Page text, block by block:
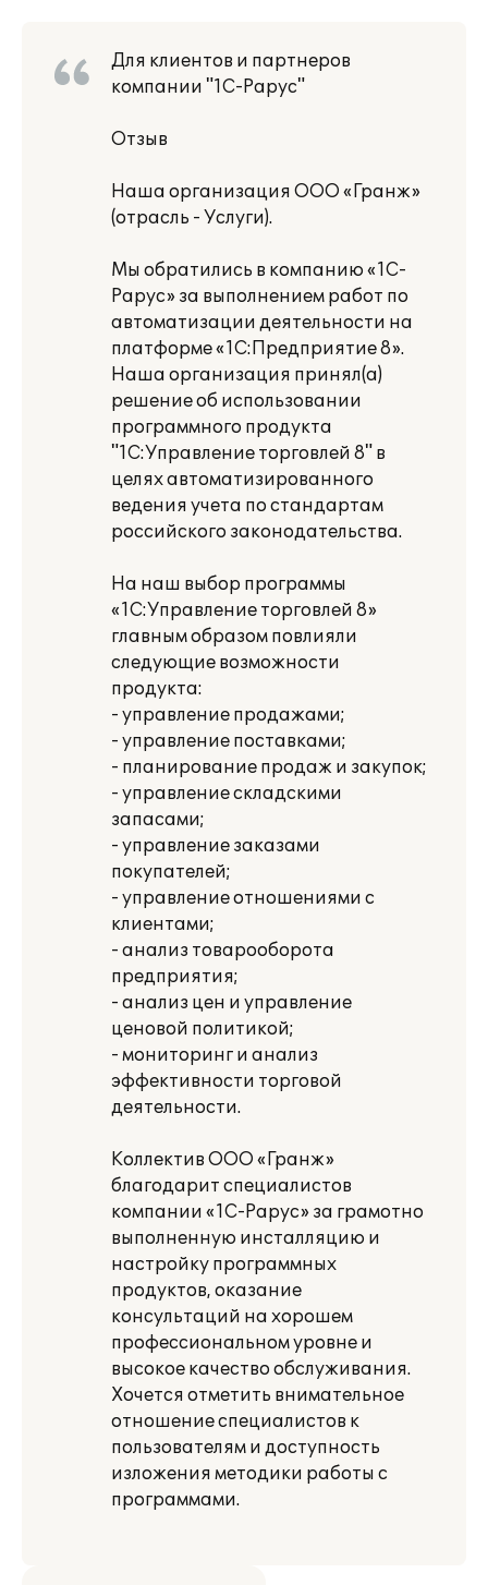
Для клиентов и партнеров
компании "1С-Рарус"
Отзыв
Наша организация ООО «Гранж»
(отрасль - Услуги).
Мы обратились в компанию «1С-
Рарус» за выполнением работ по
автоматизации деятельности на
платформе «1С:Предприятие 8».
Наша организация принял(а)
решение об использовании
программного продукта
"1С:Управление торговлей 8" в
целях автоматизированного
ведения учета по стандартам
российского законодательства.
На наш выбор программы
«1С:Управление торговлей 8»
главным образом повлияли
следующие возможности
продукта:
- управление продажами;
- управление поставками;
- планирование продаж и закупок;
- управление складскими
запасами;
- управление заказами
покупателей;
- управление отношениями с
клиентами;
- анализ товарооборота
предприятия;
- анализ цен и управление
ценовой политикой;
- мониторинг и анализ
эффективности торговой
деятельности.
Коллектив ООО «Гранж»
благодарит специалистов
компании «1С-Рарус» за грамотно
выполненную инсталляцию и
настройку программных
продуктов, оказание
консультаций на хорошем
профессиональном уровне и
высокое качество обслуживания.
Хочется отметить внимательное
отношение специалистов к
пользователям и доступность
изложения методики работы с
программами.